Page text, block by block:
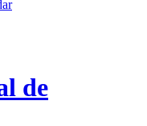
de